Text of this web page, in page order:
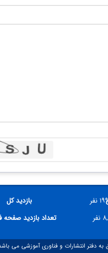
۱۹۹ نفر بازدید کل
تعداد بازدید صفحه ۰
دفتر انتشارات و فناوری آموزشی می